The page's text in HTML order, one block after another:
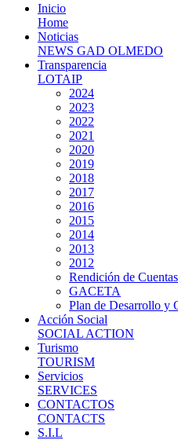
Inicio
Home
Noticias
NEWS GAD OLMEDO
Transparencia
LOTAIP
2024
2023
2022
2021
2020
2019
2018
2017
2016
2015
2014
2013
2012
Rendición de Cuentas
GACETA
Plan de Desarrollo y
Acción Social
SOCIAL ACTION
Turismo
TOURISM
Servicios
SERVICES
CONTACTOS
CONTACTS
S.I.L